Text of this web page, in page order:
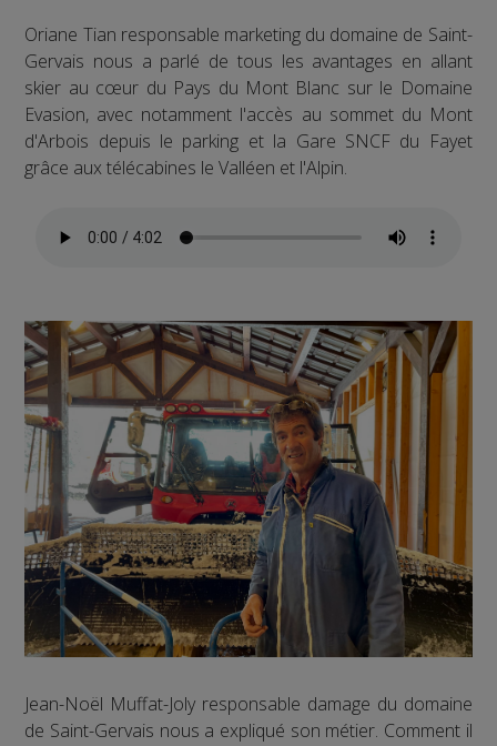
Oriane Tian responsable marketing du domaine de Saint-
Gervais nous a parlé de tous les avantages en allant
skier au cœur du Pays du Mont Blanc sur le Domaine
Evasion, avec notamment l'accès au sommet du Mont
d'Arbois depuis le parking et la Gare SNCF du Fayet
grâce aux télécabines le Valléen et l'Alpin.
Jean-Noël Muffat-Joly responsable damage du domaine
de Saint-Gervais nous a expliqué son métier. Comment il